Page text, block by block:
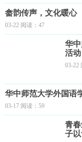
畲韵传声，文化暖心
03-22 阅读：47
华
活
03-22
华中师范大学外国语
03-17 阅读：59
青
子